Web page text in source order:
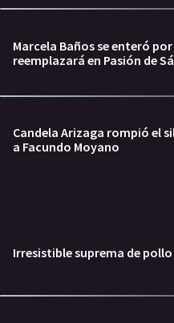
Marcela Baños se enteró
reemplazará en Pasión de
Candela Arizaga rompió el
a Facundo Moyano
Irresistible suprema de